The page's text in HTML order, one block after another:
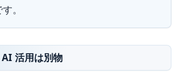
。
活用は別物